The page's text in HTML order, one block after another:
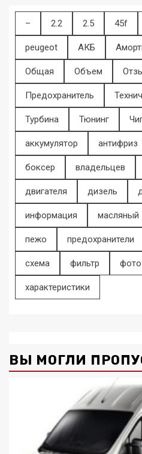
– 2.2 2.5 45f
peugeot АКБ
Общая Объем
Предохранитель
Турбина Тюнинг
аккумулятор антифриз
боксер владельцев
двигателя дизель
информация масляный
пежо предохранители
схема фильтр фото
характеристики
ВЫ МОГЛИ